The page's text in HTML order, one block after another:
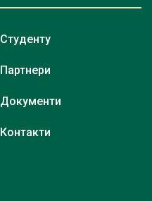
Студенту
Партнери
Документи
Контакти